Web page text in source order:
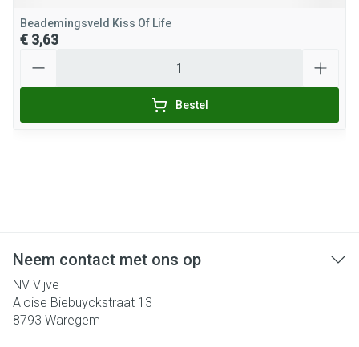
Beademingsveld Kiss Of Life
€ 3,63
Bestel
Neem contact met ons op
NV Vijve
Aloise Biebuyckstraat 13
8793 Waregem